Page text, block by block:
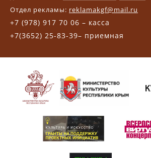
Отдел рекламы: reklamakgf@mail.ru
+7 (978) 917 70 06 – касса
+7(3652) 25-83-39– приемная